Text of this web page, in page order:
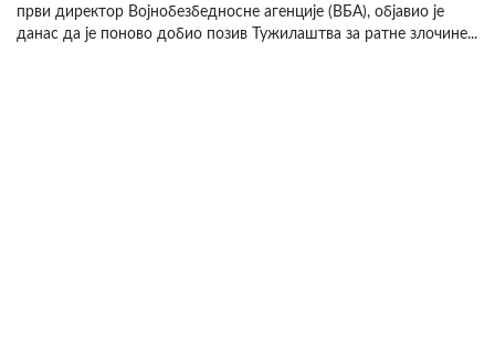
први директор Војнобезбедносне агенције (ВБА), објавио је
данас да је поново добио позив Тужилаштва за ратне злочине...